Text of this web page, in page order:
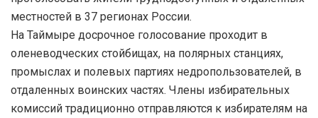
местностей в 37 регионах России.
На Таймыре досрочное голосование проходит в
оленеводческих стойбищах, на полярных станциях,
промыслах и полевых партиях недропользователей, в
отдаленных воинских частях. Члены избирательных
комиссий традиционно отправляются к избирателям на